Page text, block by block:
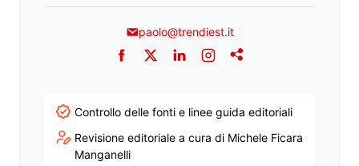
paolo@trendiest.it
Facebook
TwitterLinkedInInstagram
Addthis
Controllo delle fonti e linee guida editoriali
Revisione editoriale a cura di Michele Ficara
Manganelli